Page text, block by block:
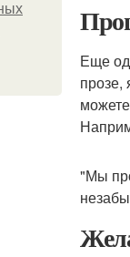
Еще
прозе,
"Мы